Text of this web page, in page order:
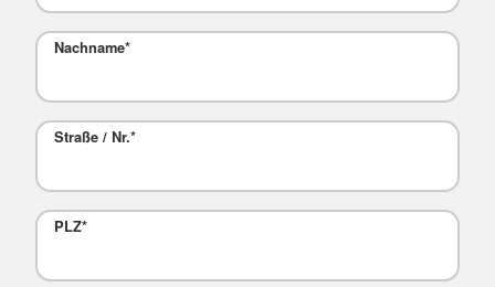
Nachname*
Straße / Nr.*
PLZ*